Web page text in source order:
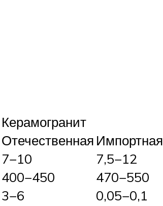
Керамогранит
Отечественная Импортная
7−10 7,5−12
400−450 470−550
3−6 0,05−0,1